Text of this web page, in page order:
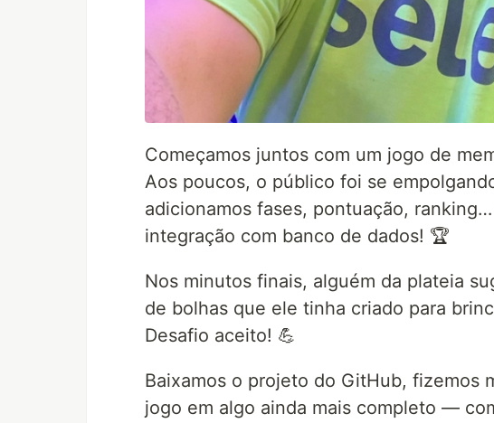
Começamos juntos com um jogo de
Aos poucos, o público foi se
adicionamos fases, pontuação,
integração com banco de dados! 🏆
Nos minutos finais, alguém da plateia
de bolhas que ele tinha criado para
Desafio aceito! 💪
Baixamos o projeto do GitHub, fizemos
jogo em algo ainda mais completo —